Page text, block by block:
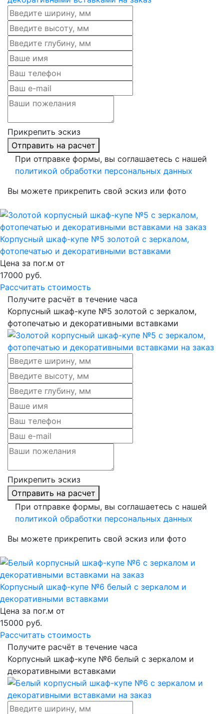
Прикрепить эскиз
Отправить на расчет
При отправке формы, вы соглашаетесь с нашей
политикой обработки персональных данных
Вы можете прикрепить свой эскиз или фото
Корпусный шкаф-купе №5 золотой с зеркалом,
фотопечатью и декоративными вставками
Цена за пог.м от
17000 руб.
Рассчитать стоимость
Получите расчёт в течение часа
Корпусный шкаф-купе №5 золотой с зеркалом,
фотопечатью и декоративными вставками
Прикрепить эскиз
Отправить на расчет
При отправке формы, вы соглашаетесь с нашей
политикой обработки персональных данных
Вы можете прикрепить свой эскиз или фото
Корпусный шкаф-купе №6 белый с зеркалом и
декоративными вставками
Цена за пог.м от
15000 руб.
Рассчитать стоимость
Получите расчёт в течение часа
Корпусный шкаф-купе №6 белый с зеркалом и
декоративными вставками